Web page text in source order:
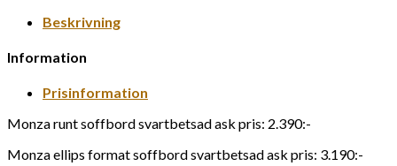
Beskrivning
Information
Prisinformation
Monza runt soffbord svartbetsad ask pris: 2.390:-
Monza ellips format soffbord svartbetsad ask pris: 3.190:-